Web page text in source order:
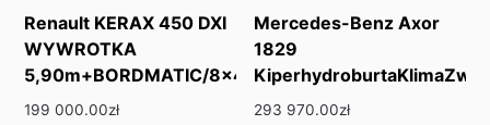
Renault KERAX 450 DXI
WYWROTKA
5,90m+BORDMATIC/8×4
199 000.00zł
Mercedes-Benz Axor
1829
KiperhydroburtaKlimaZw…
293 970.00zł